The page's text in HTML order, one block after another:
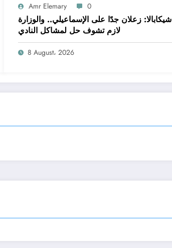
Amr Elemary 0
شيكابالا: زعلان جدًا على الإسماعيلي.. والوزارة
لازم تشوف حل لمشاكل النادي
8 August، 2026